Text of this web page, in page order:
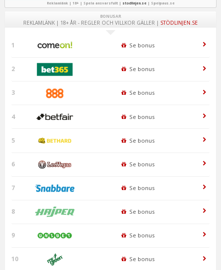
Reklamlänk | 18+ | Spela ansvarsfullt | stodlinjen.se| Spelpaus.se
BONUSAR
REKLAMLÄNK | 18+ ÅR - REGLER OCH VILLKOR GÄLLER | STÖDLINJEN.SE
1 Se bonus
2 Se bonus
3 Se bonus
4 Se bonus
5 Se bonus
6 Se bonus
7 Se bonus
8 Se bonus
9 Se bonus
10 Se bonus